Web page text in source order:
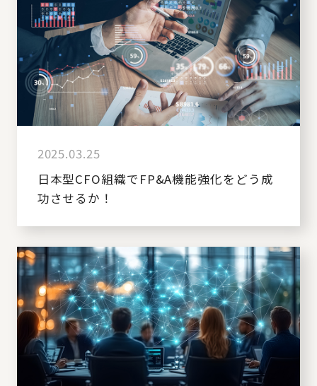
2025.03.25
日本型CFO組織でFP&A機能強化をどう成
功させるか！